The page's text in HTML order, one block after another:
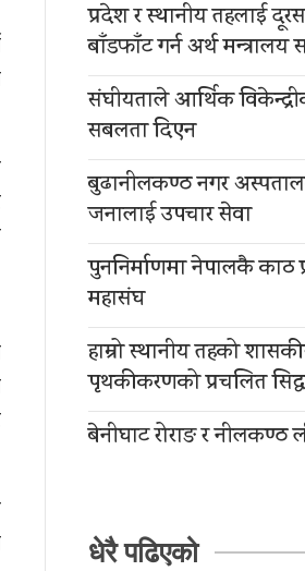
प्रदेश र स्थानीय तहलाई
बाँडफाँट गर्न अर्थ
संघीयताले आर्थिक
सबलता दिएन
बुढानीलकण्ठ नगर
जनालाई उपचार सेवा
पुननिर्माणमा नेपालकै काठ
महासंघ
हाम्रो स्थानीय तहको
पृथकीकरणको प्रचलित
बेनीघाट रोराङ र नीलकण्ठ
धेरै पढिएको